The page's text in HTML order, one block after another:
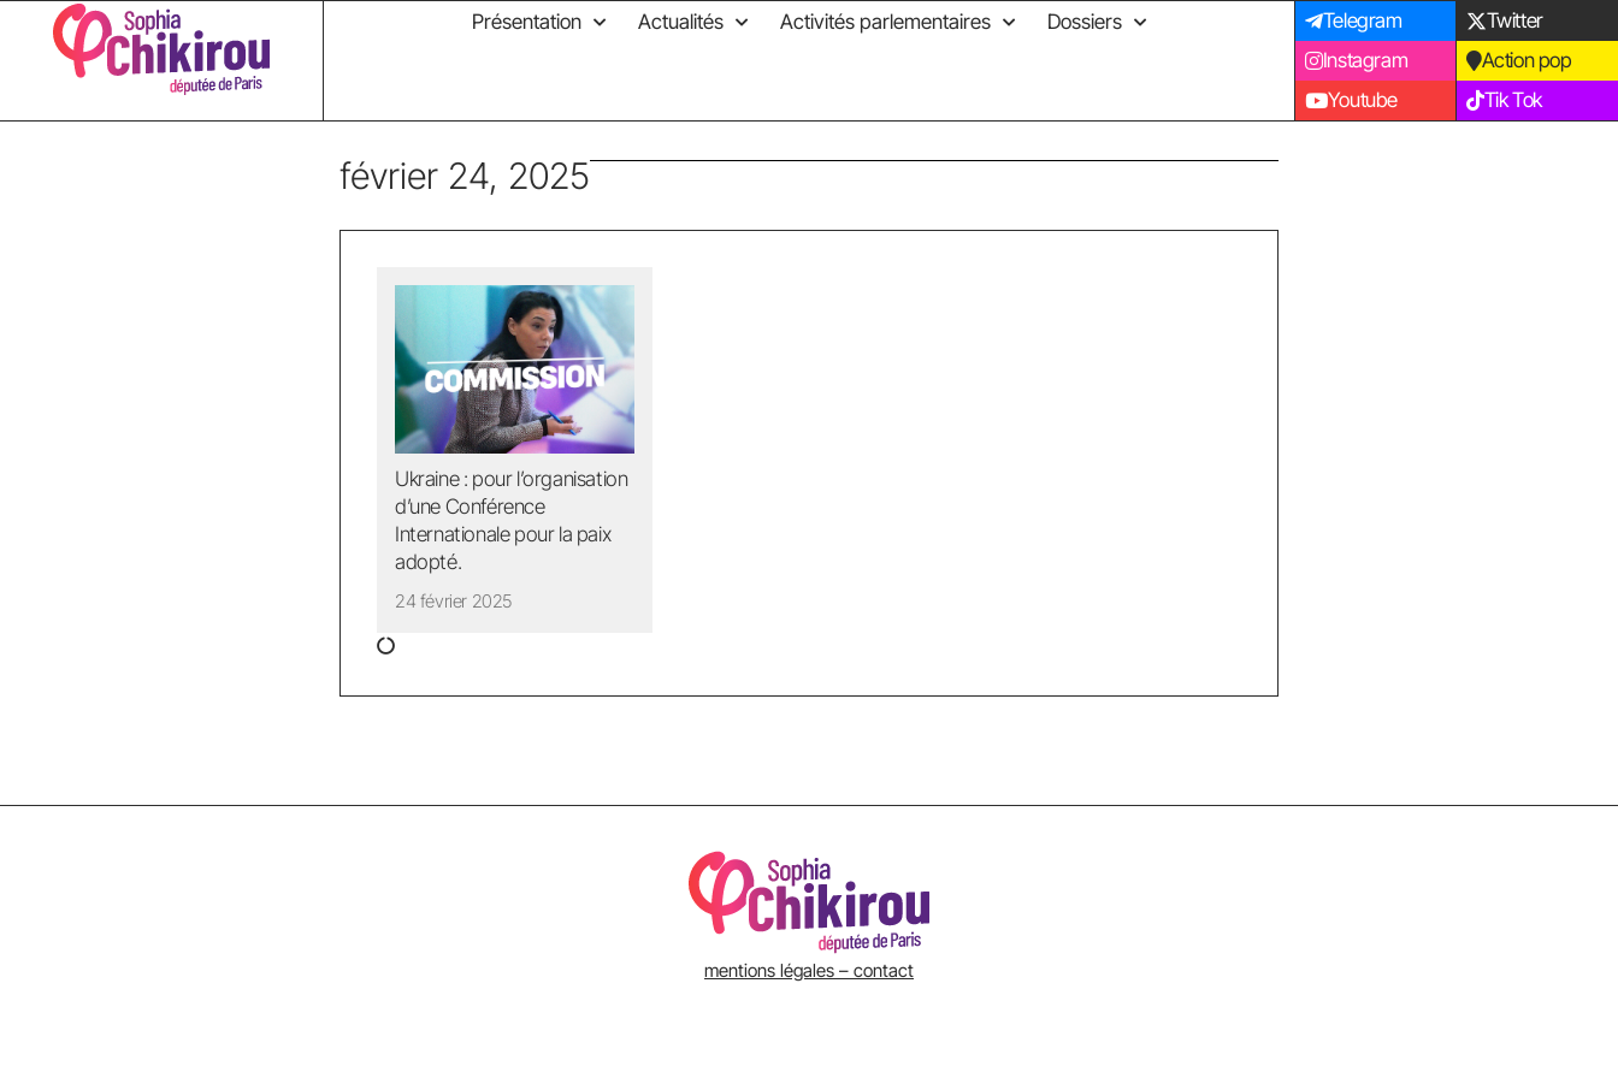
Présentation Actualités Activités parlementaires Dossiers
Telegram
Instagram
Youtube
Twitter
Action pop
Tik Tok
février 24, 2025
Ukraine : pour l’organisation
d’une Conférence
Internationale pour la paix
adopté.
24 février 2025
mentions légales – contact